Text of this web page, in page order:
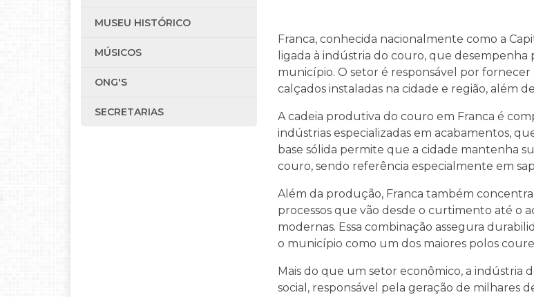
MUSEU HISTÓRICO
MÚSICOS
ONG'S
SECRETARIAS
Franca, conhecida nacionalmente como a
ligada à indústria do couro, que
município. O setor é responsável por
calçados instaladas na cidade e região, além
A cadeia produtiva do couro em Franca é
indústrias especializadas em acabamentos,
base sólida permite que a cidade mantenha
couro, sendo referência especialmente em
Além da produção, Franca também
processos que vão desde o curtimento até o
modernas. Essa combinação assegura
o município como um dos maiores polos
Mais do que um setor econômico, a
social, responsável pela geração de milhares